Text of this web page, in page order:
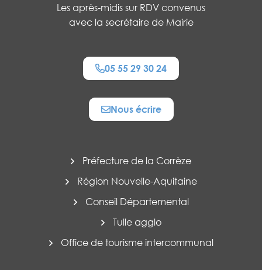
Les après-midis sur RDV convenus
avec la secrétaire de Mairie
05 55 29 30 24
Nous écrire
Préfecture de la Corrèze
Région Nouvelle-Aquitaine
Conseil Départemental
Tulle agglo
Office de tourisme intercommunal